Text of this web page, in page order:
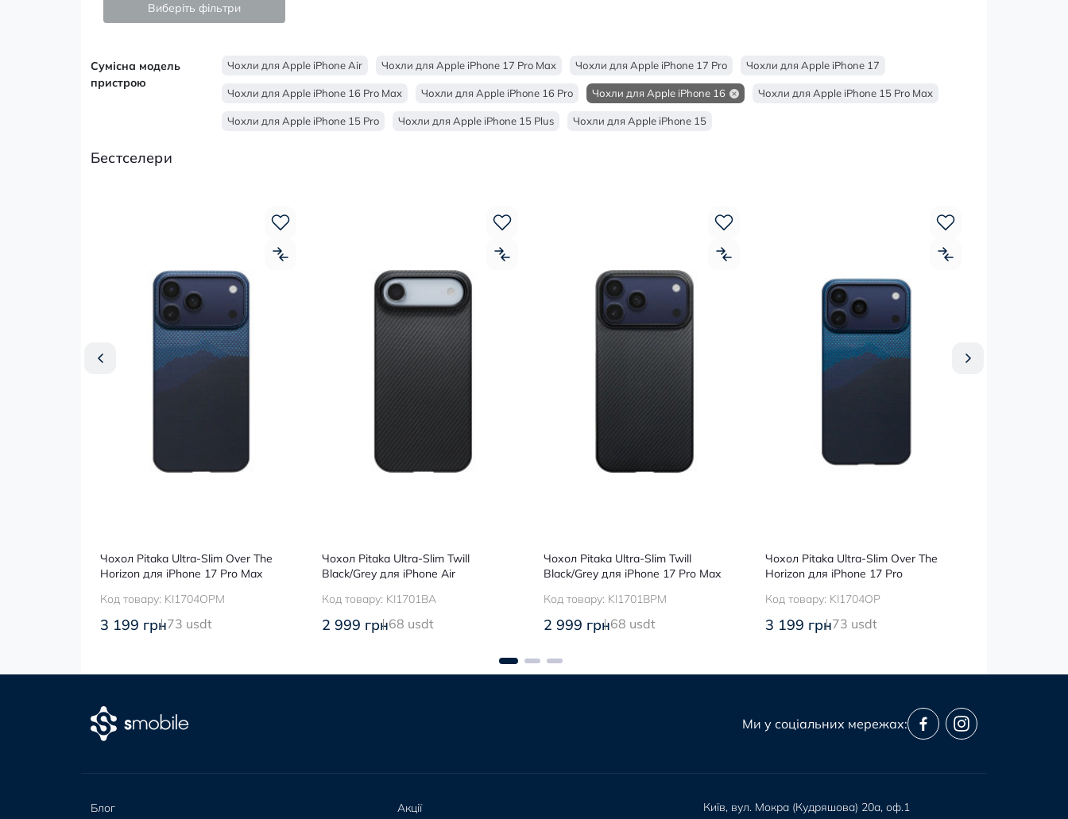
Виберіть фільтри
Сумісна модель
пристрою
Чохли для Apple iPhone Air Чохли для Apple iPhone 17 Pro Max Чохли для Apple iPhone 17 Pro Чохли для Apple iPhone 17
Чохли для Apple iPhone 16 Pro Max Чохли для Apple iPhone 16 Pro Чохли для Apple iPhone 16 Чохли для Apple iPhone 15 Pro Max
Чохли для Apple iPhone 15 Pro Чохли для Apple iPhone 15 Plus Чохли для Apple iPhone 15
Бестселери
Чохол Pitaka Ultra-Slim Over The
Horizon для iPhone 17 Pro Max
Код товару: KI1704OPM
3 199 грн73 usdt
Чохол Pitaka Ultra-Slim Twill
Black/Grey для iPhone Air
Код товару: KI1701BA
2 999 грн68 usdt
Чохол Pitaka Ultra-Slim Twill
Black/Grey для iPhone 17 Pro Max
Код товару: KI1701BPM
2 999 грн68 usdt
Чохол Pitaka Ultra-Slim Over The
Horizon для iPhone 17 Pro
Код товару: KI1704OP
3 199 грн73 usdt
Ми у соціальних мережах:
Блог
Акції
Київ, вул. Мокра (Кудряшова) 20а, оф.1